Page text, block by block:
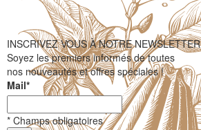
INSCRIVEZ VOUS À NOTRE NEWSLETTER
Soyez les premiers informés de toutes
nos nouveautés et offres spéciales !
Mail*
* Champs obligatoires